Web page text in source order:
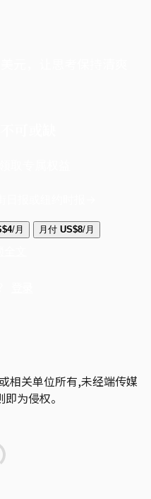
/月 月付 US$8/月
或相关单位所有,未经端传媒
为侵权。